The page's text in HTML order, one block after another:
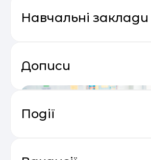
Навчальні заклади
Дописи
Події
SendPulse